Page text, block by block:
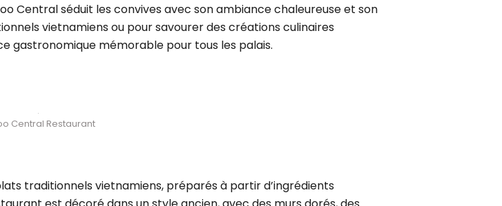
Central séduit les convives avec son ambiance chaleureuse et son
vietnamiens ou pour savourer des créations culinaires
gastronomique mémorable pour tous les palais.
Central Restaurant
traditionnels vietnamiens, préparés à partir d’ingrédients